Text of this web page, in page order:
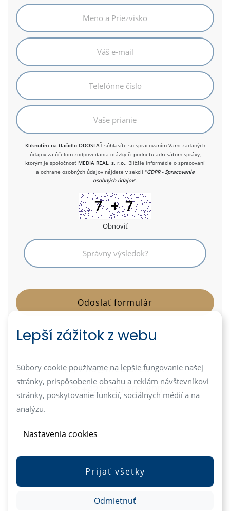
Kliknutím na tlačidlo ODOSLAŤsúhlasíte so spracovaním Vami zadaných
údajov za účelom zodpovedania otázky či podnetu adresátom správy,
ktorým je spoločnosť MEDIA REAL, s. r.o.. Bližšie informácie o spracovaní
a ochrane osobných údajov nájdete v sekcii "GDPR - Spracovanie
osobných údajov".
Obnoviť
info@mediareal.sk
+421 949 702 800
Lepší zážitok z webu
Súbory cookie používame na lepšie fungovanie našej
stránky, prispôsobenie obsahu a reklám návštevníkovi
stránky, poskytovanie funkcií, sociálnych médií a na
analýzu.
Nastavenia cookies
Prijať všetky
Odmietnuť